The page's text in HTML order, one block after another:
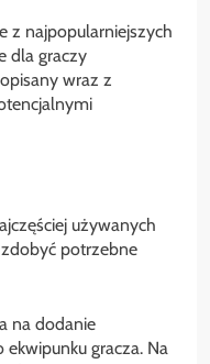
z najpopularniejszych
dla graczy
wraz z
używanych
potrzebne
na dodanie
gracza. Na